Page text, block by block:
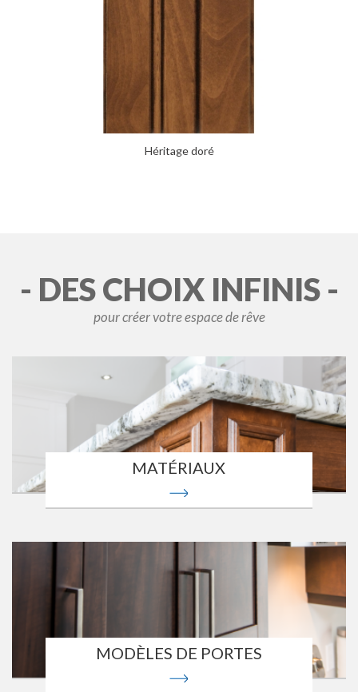
Héritage doré
- DES CHOIX INFINIS -
pour créer votre espace de rêve
MATÉRIAUX
MODÈLES DE PORTES